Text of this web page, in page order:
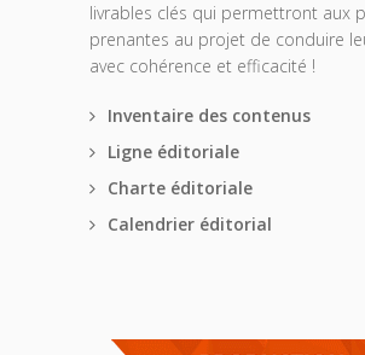
livrables clés qui permettront aux
prenantes au projet de conduire
avec cohérence et efficacité !
Inventaire des contenus
Ligne éditoriale
Charte éditoriale
Calendrier éditorial